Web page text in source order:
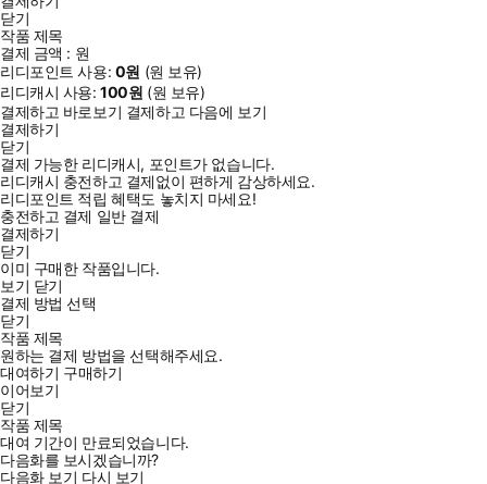
닫기
작품 제목
결제 금액 : 원
리디포인트 사용: 0원 (원 보유)
리디캐시 사용:100원 (원 보유)
결제하고 바로보기 결제하고 다음에 보기
결제하기
닫기
결제 가능한 리디캐시, 포인트가 없습니다.
리디캐시 충전하고 결제없이 편하게 감상하세요.
리디포인트 적립 혜택도 놓치지 마세요!
충전하고 결제 일반 결제
결제하기
닫기
이미 구매한 작품입니다.
보기 닫기
결제 방법 선택
닫기
작품 제목
원하는 결제 방법을 선택해주세요.
대여하기 구매하기
이어보기
닫기
작품 제목
대여 기간이 만료되었습니다.
다음화를 보시겠습니까?
다음화 보기 다시 보기